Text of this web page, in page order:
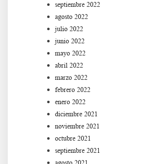
septiembre 2022
agosto 2022
julio 2022
junio 2022
mayo 2022
abril 2022
marzo 2022
febrero 2022
enero 2022
diciembre 2021
noviembre 2021
octubre 2021
septiembre 2021